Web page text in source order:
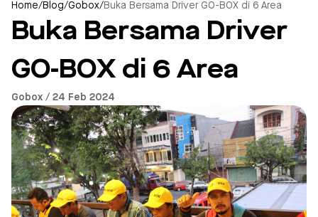
Home/Blog/Gobox/Buka Bersama Driver GO-BOX di 6 Area
Buka Bersama Driver
GO-BOX di 6 Area
Gobox / 24 Feb 2024